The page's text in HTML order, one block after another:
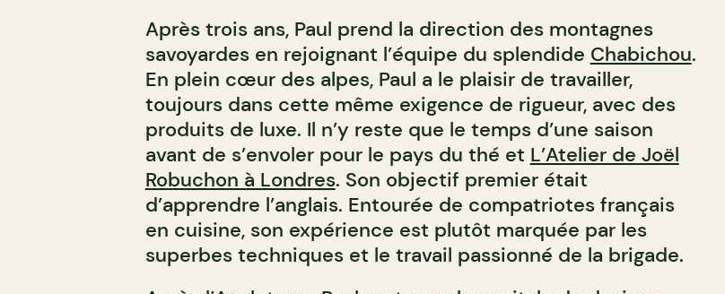
Après trois ans, Paul prend la direction des montagnes
savoyardes en rejoignant l’équipe du splendide Chabichou.
En plein cœur des alpes, Paul a le plaisir de travailler,
toujours dans cette même exigence de rigueur, avec des
produits de luxe. Il n’y reste que le temps d’une saison
avant de s’envoler pour le pays du thé et L’Atelier de Joël
Robuchon à Londres. Son objectif premier était
d’apprendre l’anglais. Entourée de compatriotes français
en cuisine, son expérience est plutôt marquée par les
superbes techniques et le travail passionné de la brigade.